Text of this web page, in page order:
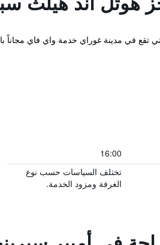
16:00
تختلف السياسات حسب نوع
الغرفة ومزود الخدمة.